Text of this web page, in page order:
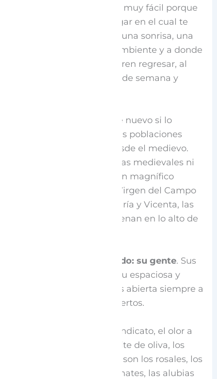
en la que echar raíces es muy fácil porque
acoge y abraza, es un lugar en el cual te
encuentras siempre con una sonrisa, una
persona amable, buen ambiente y a donde
los jóvenes siempre quieren regresar, al
menos para pasar un fin de semana y
Un pueblo relativamente nuevo si lo
comparamos con algunas poblaciones
aledañas que existen desde el medievo.
Aquí, no tenemos murallas medievales ni
neveros, pero tenemos un magnífico
crucero y una hermosa Virgen del Campo
de talla románica, y a María y Vicenta, las
campanas que aún resuenan en lo alto de
Espronceda es sobre todo: su gente. Sus
txokos y chimeneas. Es su espaciosa y
única Plaza de los Fueros abierta siempre a
recibir con los brazos abiertos.
Es el bar Txankete y el Sindicato, el olor a
pimientos asados, el aceite de oliva, los
almendros y los viñedos, son los rosales, los
geranios, los mejores tomates, las alubias